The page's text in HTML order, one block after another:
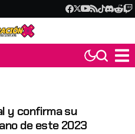
y confirma su
de este 2023